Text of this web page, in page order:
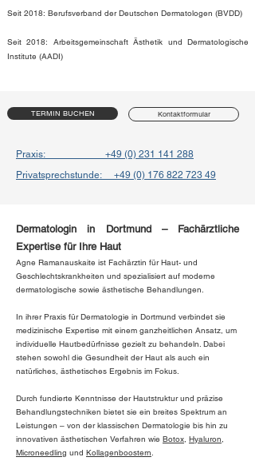
Seit 2018: Berufsverband der Deutschen Dermatologen (BVDD)
Seit 2018: Arbeitsgemeinschaft Ästhetik und Dermatologische
Institute (AADI)
TERMIN BUCHEN Kontaktformular
Praxis: +49 (0) 231 141 288
Privatsprechstunde: +49 (0) 176 822 723 49
Dermatologin in Dortmund – Fachärztliche
Expertise für Ihre Haut
Agne Ramanauskaite ist Fachärztin für Haut- und
Geschlechtskrankheiten und spezialisiert auf moderne
dermatologische sowie ästhetische Behandlungen.
In ihrer Praxis für Dermatologie in Dortmund verbindet sie
medizinische Expertise mit einem ganzheitlichen Ansatz, um
individuelle Hautbedürfnisse gezielt zu behandeln. Dabei
stehen sowohl die Gesundheit der Haut als auch ein
natürliches, ästhetisches Ergebnis im Fokus.
Durch fundierte Kenntnisse der Hautstruktur und präzise
Behandlungstechniken bietet sie ein breites Spektrum an
Leistungen – von der klassischen Dermatologie bis hin zu
innovativen ästhetischen Verfahren wie Botox, Hyaluron,
Microneedling und Kollagenboostern.